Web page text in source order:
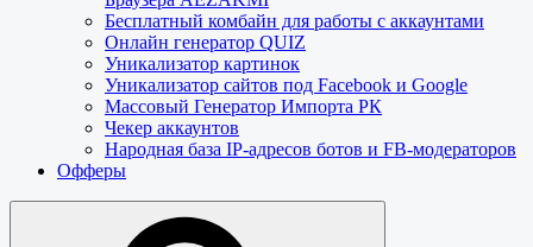
Бесплатный комбайн для работы с аккаунтами
Онлайн генератор QUIZ
Уникализатор картинок
Уникализатор сайтов под Facebook и Google
Массовый Генератор Импорта РК
Чекер аккаунтов
Народная база IP-адресов ботов и FB-модераторов
Офферы